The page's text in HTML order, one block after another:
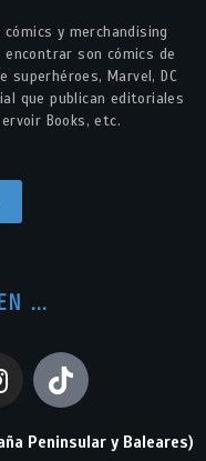
y merchandising
encontrar son cómics de
superhéroes, Marvel, DC
que publican editoriales
Books, etc.
...
Peninsular y Baleares)